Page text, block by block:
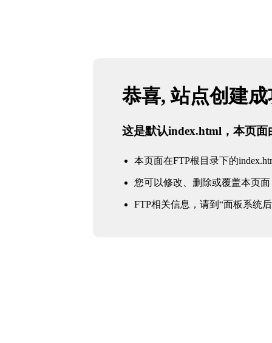
恭喜, 站点创建
这是默认index.html，本页面
本页面在FTP根目录下的
您可以修改、删除或覆盖本页面
FTP相关信息，请到“面板系统